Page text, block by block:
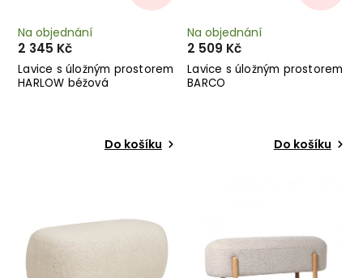
Lavice s úložným prostorem
HARLOW béžová
Na objednání
2 345 Kč
Do košíku
Lavice s úložným prostorem
BARCO
Na objednání
2 509 Kč
Do košíku